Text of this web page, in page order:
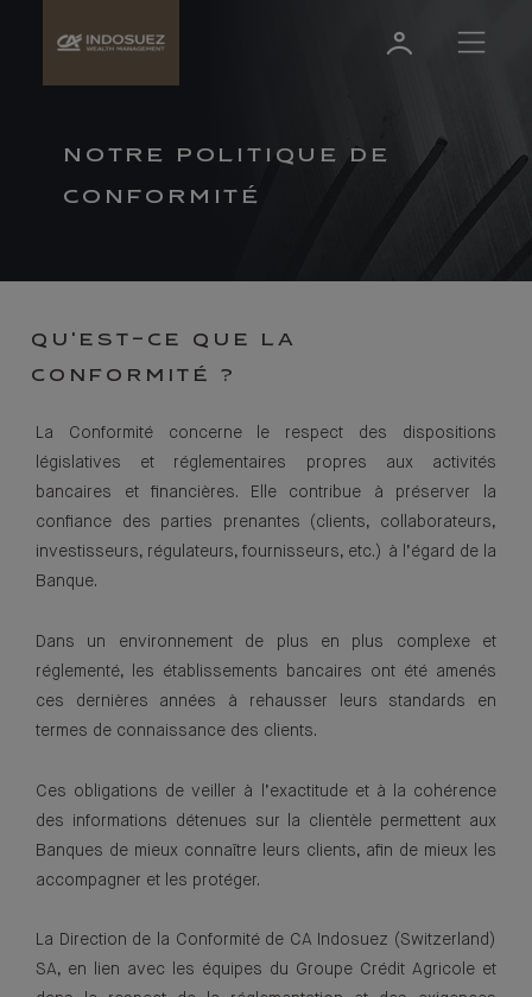
NOTRE POLITIQUE DE
CONFORMITÉ
QU'EST-CE QUE LA
CONFORMITÉ ?
La Conformité concerne le respect des dispositions
législatives et réglementaires propres aux activités
bancaires et financières. Elle contribue à préserver la
confiance des parties prenantes (clients, collaborateurs,
investisseurs, régulateurs, fournisseurs, etc.) à l’égard de la
Banque.
Dans un environnement de plus en plus complexe et
réglementé, les établissements bancaires ont été amenés
ces dernières années à rehausser leurs standards en
termes de connaissance des clients.
Ces obligations de veiller à l’exactitude et à la cohérence
des informations détenues sur la clientèle permettent aux
Banques de mieux connaître leurs clients, afin de mieux les
accompagner et les protéger.
La Direction de la Conformité de CA Indosuez (Switzerland)
SA, en lien avec les équipes du Groupe Crédit Agricole et